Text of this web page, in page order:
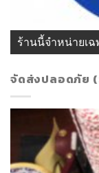
ร้านนี้จำหน่ายเ
จัดส่งปลอดภัย